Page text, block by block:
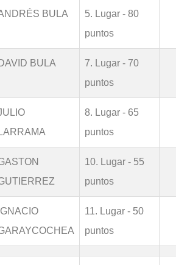
BULA
5. Lugar - 80
puntos
DAVID BULA
7. Lugar - 70
puntos
LARRAMA
8. Lugar - 65
puntos
10. Lugar - 55
puntos
IGNACIO
11. Lugar - 50
puntos